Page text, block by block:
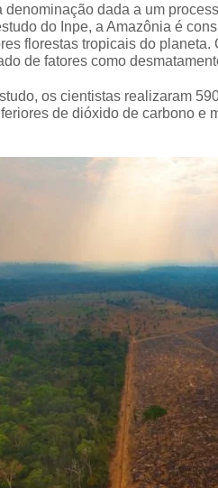
dada a um
do Inpe, a Amazônia é
florestas tropicais do
de fatores como
os cientistas realizaram
de dióxido de carbono e